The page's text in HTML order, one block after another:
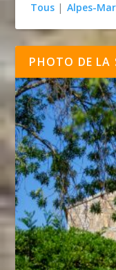
Tous | Alpes-
PHOTO DE LA